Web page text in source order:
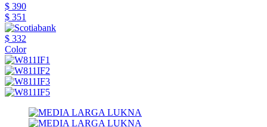
$ 390
$ 351
$ 332
Color